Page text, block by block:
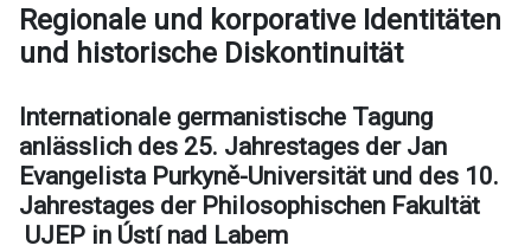
Regionale und korporative Identitäten
und historische Diskontinuität
Internationale germanistische Tagung
anlässlich des 25. Jahrestages der Jan
Evangelista Purkyně-Universität und des 10.
Jahrestages der Philosophischen Fakultät
UJEP in Ústí nad Labem